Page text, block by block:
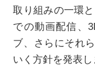
取り組みの一環
での動画配信、
ブ、さらにそれ
いく方針を発表し